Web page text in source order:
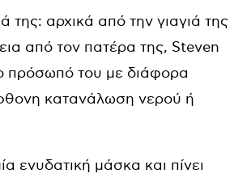
της: αρχικά από την γιαγιά της
από τον πατέρα της, Steven
πρόσωπό του με διάφορα
κατανάλωση νερού ή
ενυδατική μάσκα και πίνει